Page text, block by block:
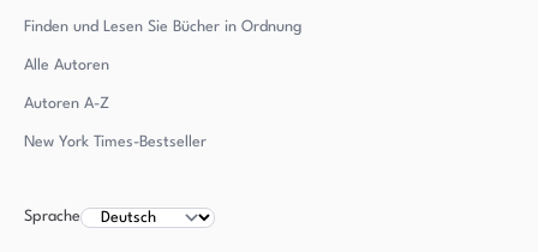
Finden und Lesen Sie Bücher in Ordnung
Alle Autoren
Autoren A-Z
New York Times-Bestseller
Sprache